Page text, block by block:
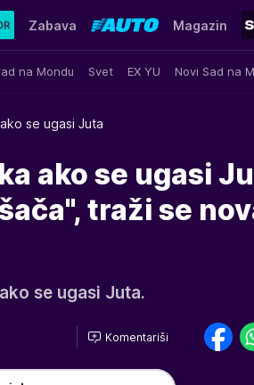
na Mondu Svet EX YU Novi Sad na
Zabava Magazin
se ugasi Juta
ako se ugasi
traži se
se ugasi Juta.
Komentariši